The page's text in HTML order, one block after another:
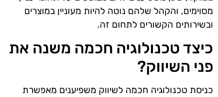
מסוימים, והקהל שלהם נוטה להיות מעוניין במוצרים
ובשירותים הקשורים לתחום זה.
כיצד טכנולוגיה חכמה משנה את
פני השיווק?
כניסת טכנולוגיה חכמה לשיווק משפיענים מאפשרת